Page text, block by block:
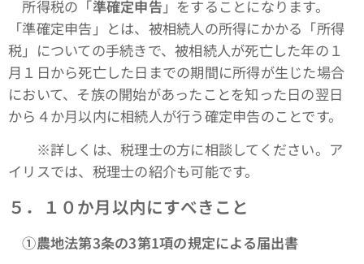
所得税の「準確定申告」をすることになります。
「準確定申告」とは、被相続人の所得にかかる「所得
税」についての手続きで、被相続人が死亡した年の１
月１日から死亡した日までの期間に所得が生じた場合
において、そ族の開始があったことを知った日の翌日
から４か月以内に相続人が行う確定申告のことです。
※詳しくは、税理士の方に相談してください。ア
イリスでは、税理士の紹介も可能です。
５．１０か月以内にすべきこと
①農地法第3条の3第1項の規定による届出書